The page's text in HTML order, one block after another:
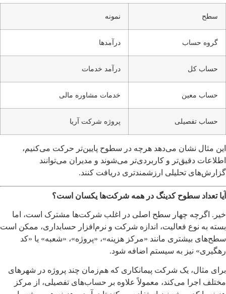
سطح نمونه
گروه حساب درآمدها
حساب کل درآمد خدمات
حساب معین خدمات مشاوره مالی
حساب تفصیلی پروژه شرکت آریا
این مثال نشان می‌دهد هرچه در سطوح پایین‌تر حرکت می‌کنیم،
اطلاعات دقیق‌تر و کاربردی‌تر می‌شوند و مدیران می‌توانند
گزارش‌های تحلیلی ارزشمندتری دریافت کنند.
آیا تعداد سطوح کدینگ در همه شرکت‌ها یکسان است؟
خیر. اگرچه چهار سطح اصلی در اغلب شرکت‌ها مشترک است، اما
بسته به نوع فعالیت، اندازه شرکت و نرم‌افزار حسابداری، ممکن است
سطح‌های بیشتری مانند «مرکز هزینه»، «پروژه»، «شعبه» یا «کد
رهگیری» نیز به سیستم اضافه شود.
برای مثال، یک شرکت پیمانکاری که هم‌زمان چند پروژه در شهرهای
مختلف اجرا می‌کند، معمولاً علاوه بر حساب‌های تفصیلی، از مرکز